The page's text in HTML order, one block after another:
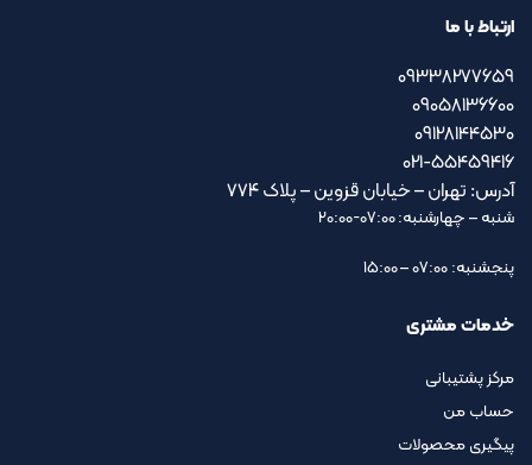
ارتباط با ما
09338277659
09058136600
09128144530
021-55459416
آدرس: تهران – خیابان قزوین – پلاک ۷۷۴
شنبه – چهارشنبه: 07:00-20:00
پنجشنبه: 07:00 – 15:00
خدمات مشتری
مرکز پشتیبانی
حساب من
پیگیری محصولات